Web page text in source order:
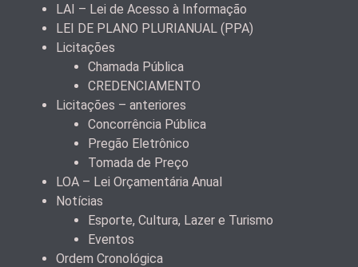
LAI – Lei de Acesso à Informação
LEI DE PLANO PLURIANUAL (PPA)
Licitações
Chamada Pública
CREDENCIAMENTO
Licitações – anteriores
Concorrência Pública
Pregão Eletrônico
Tomada de Preço
LOA – Lei Orçamentária Anual
Notícias
Esporte, Cultura, Lazer e Turismo
Eventos
Ordem Cronológica